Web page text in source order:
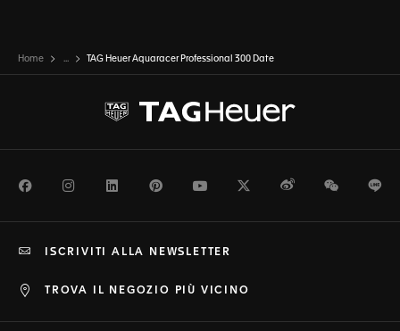
Home ... TAG Heuer Aquaracer Professional 300 Date
FacebookInstagramLinkedInPinterestYoutubeTwitterWeiboWeChat
TROVA IL NEGOZIO PIÙ VICINO
ISCRIVITI ALLA NEWSLETTER